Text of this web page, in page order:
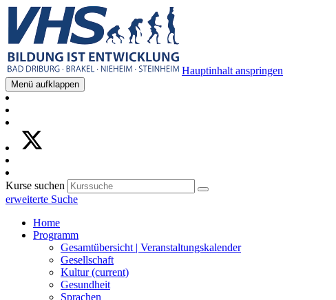
Hauptinhalt anspringen
Menü aufklappen
Kurse suchen
erweiterte Suche
Home
Programm
Gesamtübersicht | Veranstaltungskalender
Gesellschaft
Kultur(current)
Gesundheit
Sprachen